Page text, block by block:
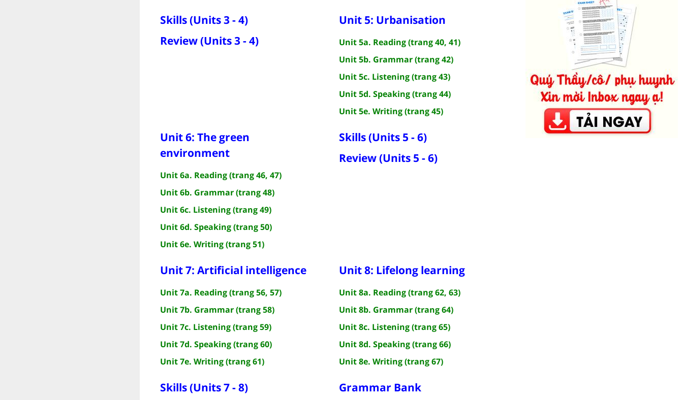
Skills (Units 3 - 4)
Review (Units 3 - 4)
Unit 5: Urbanisation
Unit 5a. Reading (trang 40, 41)
Unit 5b. Grammar (trang 42)
Unit 5c. Listening (trang 43)
Unit 5d. Speaking (trang 44)
Unit 5e. Writing (trang 45)
Unit 6: The green
environment
Unit 6a. Reading (trang 46, 47)
Unit 6b. Grammar (trang 48)
Unit 6c. Listening (trang 49)
Unit 6d. Speaking (trang 50)
Unit 6e. Writing (trang 51)
Skills (Units 5 - 6)
Review (Units 5 - 6)
Unit 7: Artificial intelligence
Unit 7a. Reading (trang 56, 57)
Unit 7b. Grammar (trang 58)
Unit 7c. Listening (trang 59)
Unit 7d. Speaking (trang 60)
Unit 7e. Writing (trang 61)
Unit 8: Lifelong learning
Unit 8a. Reading (trang 62, 63)
Unit 8b. Grammar (trang 64)
Unit 8c. Listening (trang 65)
Unit 8d. Speaking (trang 66)
Unit 8e. Writing (trang 67)
Skills (Units 7 - 8)
Grammar Bank